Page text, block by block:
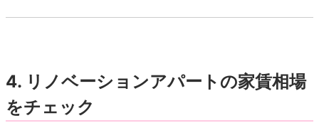
4. リノベーションアパートの家賃相場
をチェック